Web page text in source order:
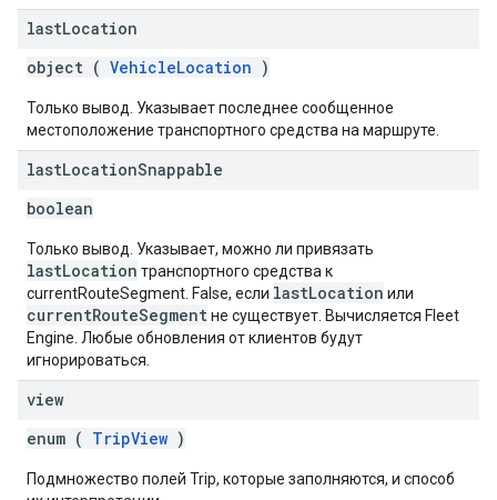
lastLocation
object ( VehicleLocation )
Только вывод. Указывает последнее сообщенное
местоположение транспортного средства на маршруте.
lastLocationSnappable
boolean
Только вывод. Указывает, можно ли привязать
lastLocation транспортного средства к
currentRouteSegment. False, если lastLocation или
currentRouteSegmentне существует. Вычисляется Fleet
Engine. Любые обновления от клиентов будут
игнорироваться.
view
enum ( TripView )
Подмножество полей Trip, которые заполняются, и способ